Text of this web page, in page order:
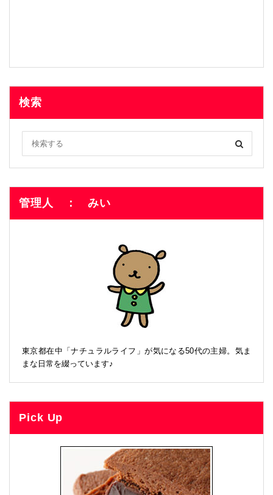
検索
管理人 ： みい
東京都在中「ナチュラルライフ」が気になる50代の主婦。気ま
まな日常を綴っています♪
Pick Up